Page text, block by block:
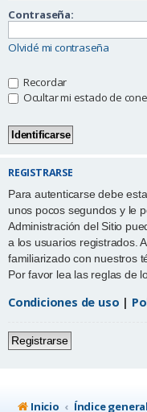
Contraseña:
Olvidé mi contraseña
Recordar
Ocultar mi estado de
REGISTRARSE
Para autenticarse debe
unos pocos segundos y le
Administración del Sitio
a los usuarios registrados.
familiarizado con nuestros
Por favor lea las reglas de
Condiciones de uso |
Registrarse
Inicio Índice general